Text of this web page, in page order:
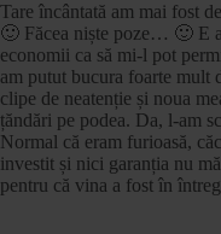
Tare încântată am mai fost
🙂 Făcea niște poze… 🙂 E
economii ca să mi-l pot
am putut bucura foarte mult
clipe de neatenție și noua
țăndări pe podea. Da, l-am
Normal că eram furioasă,
investit și nici garanția nu
pentru că vina a fost în